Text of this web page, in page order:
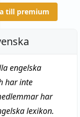
till premium
engelska
har inte
har
lexikon.